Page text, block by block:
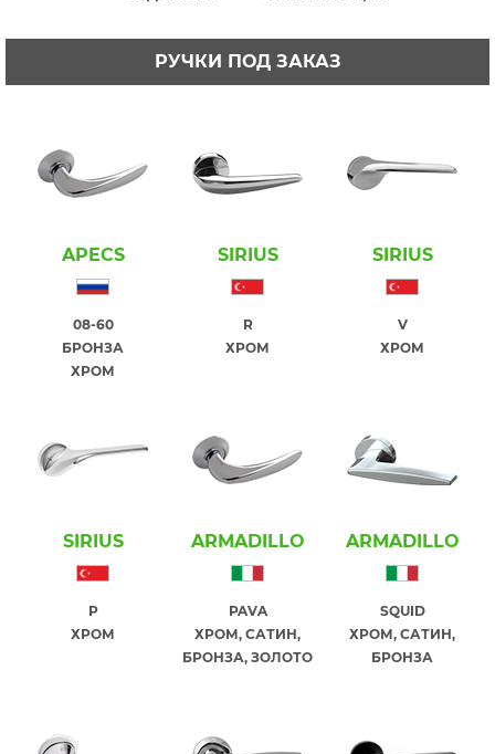
РУЧКИ ПОД ЗАКАЗ
APECS
08-60
БРОНЗА
ХРОМ
SIRIUS
R
ХРОМ
SIRIUS
V
ХРОМ
SIRIUS
P
ХРОМ
ARMADILLO
PAVA
ХРОМ, САТИН,
БРОНЗА, ЗОЛОТО
ARMADILLO
SQUID
ХРОМ, САТИН,
БРОНЗА